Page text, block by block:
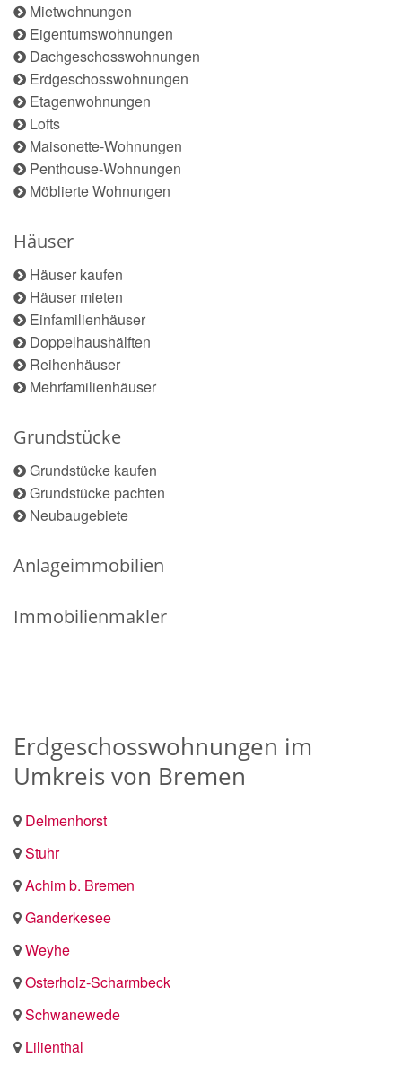
Mietwohnungen
Eigentumswohnungen
Dachgeschosswohnungen
Erdgeschosswohnungen
Etagenwohnungen
Lofts
Maisonette-Wohnungen
Penthouse-Wohnungen
Möblierte Wohnungen
Häuser
Häuser kaufen
Häuser mieten
Einfamilienhäuser
Doppelhaushälften
Reihenhäuser
Mehrfamilienhäuser
Grundstücke
Grundstücke kaufen
Grundstücke pachten
Neubaugebiete
Anlageimmobilien
Immobilienmakler
Erdgeschosswohnungen im
Umkreis von Bremen
Delmenhorst
Stuhr
Achim b. Bremen
Ganderkesee
Weyhe
Osterholz-Scharmbeck
Schwanewede
Lilienthal